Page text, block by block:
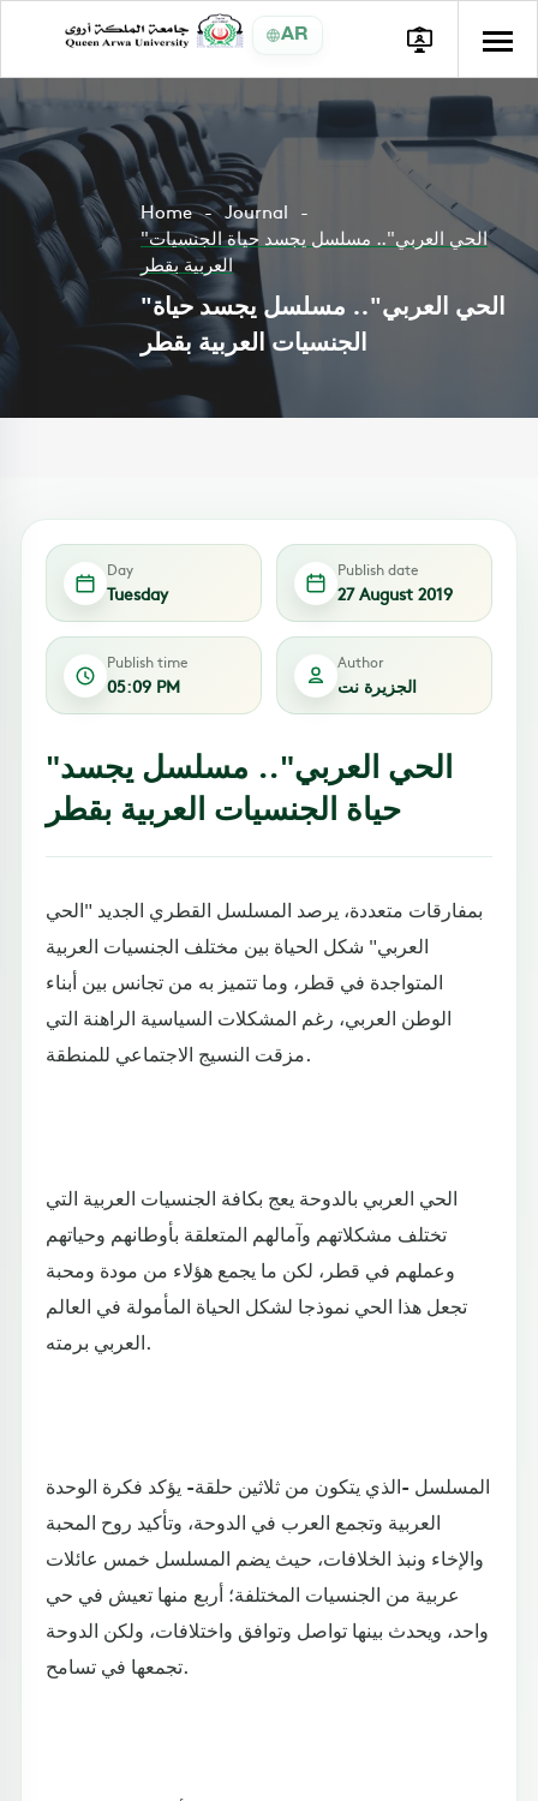
AR
Home
Journal
"الحي العربي".. مسلسل يجسد حياة الجنسيات
العربية بقطر
"الحي العربي".. مسلسل يجسد حياة
الجنسيات العربية بقطر
Day
Tuesday
Publish date
27 August 2019
Publish time
05:09 PM
Author
الجزيرة نت
"الحي العربي".. مسلسل يجسد
حياة الجنسيات العربية بقطر
بمفارقات متعددة، يرصد المسلسل القطري الجديد "الحي
العربي" شكل الحياة بين مختلف الجنسيات العربية
المتواجدة في قطر، وما تتميز به من تجانس بين أبناء
الوطن العربي، رغم المشكلات السياسية الراهنة التي
مزقت النسيج الاجتماعي للمنطقة.
الحي العربي بالدوحة يعج بكافة الجنسيات العربية التي
تختلف مشكلاتهم وآمالهم المتعلقة بأوطانهم وحياتهم
وعملهم في قطر، لكن ما يجمع هؤلاء من مودة ومحبة
تجعل هذا الحي نموذجا لشكل الحياة المأمولة في العالم
العربي برمته.
المسلسل -الذي يتكون من ثلاثين حلقة- يؤكد فكرة الوحدة
العربية وتجمع العرب في الدوحة، وتأكيد روح المحبة
والإخاء ونبذ الخلافات، حيث يضم المسلسل خمس عائلات
عربية من الجنسيات المختلفة؛ أربع منها تعيش في حي
واحد، ويحدث بينها تواصل وتوافق واختلافات، ولكن الدوحة
تجمعها في تسامح.